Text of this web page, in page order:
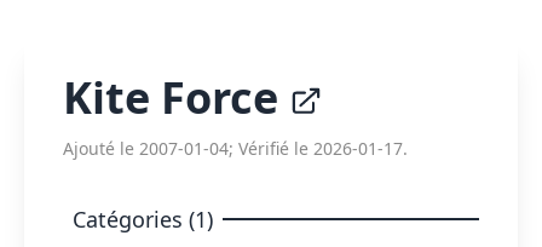
Kite Force
Ajouté le 2007-01-04; Vérifié le 2026-01-17.
Catégories (1)